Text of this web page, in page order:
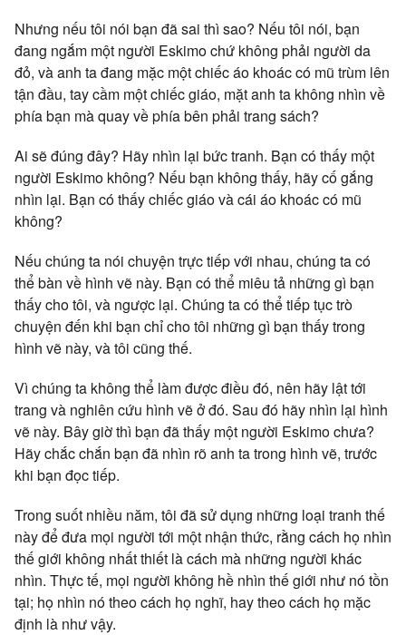
Nhưng nếu tôi nói bạn đã sai thì sao? Nếu tôi nói, bạn
đang ngắm một người Eskimo chứ không phải người da
đỏ, và anh ta đang mặc một chiếc áo khoác có mũ trùm lên
tận đầu, tay cầm một chiếc giáo, mặt anh ta không nhìn về
phía bạn mà quay về phía bên phải trang sách?
Ai sẽ đúng đây? Hãy nhìn lại bức tranh. Bạn có thấy một
người Eskimo không? Nếu bạn không thấy, hãy cố gắng
nhìn lại. Bạn có thấy chiếc giáo và cái áo khoác có mũ
không?
Nếu chúng ta nói chuyện trực tiếp với nhau, chúng ta có
thể bàn về hình vẽ này. Bạn có thể miêu tả những gì bạn
thấy cho tôi, và ngược lại. Chúng ta có thể tiếp tục trò
chuyện đến khi bạn chỉ cho tôi những gì bạn thấy trong
hình vẽ này, và tôi cũng thế.
Vì chúng ta không thể làm được điều đó, nên hãy lật tới
trang và nghiên cứu hình vẽ ở đó. Sau đó hãy nhìn lại hình
vẽ này. Bây giờ thì bạn đã thấy một người Eskimo chưa?
Hãy chắc chắn bạn đã nhìn rõ anh ta trong hình vẽ, trước
khi bạn đọc tiếp.
Trong suốt nhiều năm, tôi đã sử dụng những loại tranh thế
này để đưa mọi người tới một nhận thức, rằng cách họ nhìn
thế giới không nhất thiết là cách mà những người khác
nhìn. Thực tế, mọi người không hề nhìn thế giới như nó tồn
tại; họ nhìn nó theo cách họ nghĩ, hay theo cách họ mặc
định là như vậy.